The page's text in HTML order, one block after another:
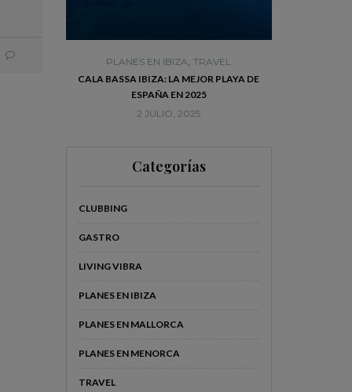
TRAVEL
PLANES EN IBIZA,TRAVEL
CALA BASSA IBIZA: LA MEJOR PLAYA DE
ESPAÑA EN 2025
2 JULIO, 2025
Categorías
CLUBBING
GASTRO
LIVING VIBRA
PLANES EN IBIZA
PLANES EN MALLORCA
PLANES EN MENORCA
TRAVEL